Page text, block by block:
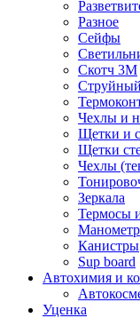
Разное
Сейфы
Скотч 3М
Чехлы и
Щетки и
Щетки
Чехлы
Зеркалa
Термосы
Канистры
Sup board
Автохимия и
Уценка